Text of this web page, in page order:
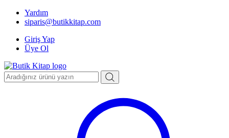
Yardım
siparis@butikkitap.com
Giriş Yap
Üye Ol